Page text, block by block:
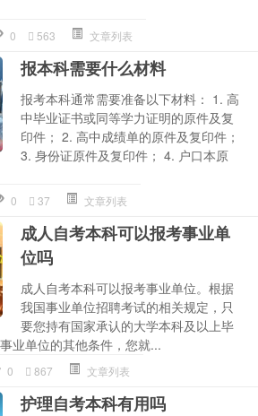
0 563 文章列表
报本科需要什么材料
报考本科通常需要准备以下材料： 1. 高
中毕业证书或同等学力证明的原件及复
印件； 2. 高中成绩单的原件及复印件；
3. 身份证原件及复印件； 4. 户口本原
0 37 文章列表
成人自考本科可以报考事业单
位吗
成人自考本科可以报考事业单位。根据
我国事业单位招聘考试的相关规定，只
要您持有国家承认的大学本科及以上毕
业单位的其他条件，您就...
0 867 文章列表
护理自考本科有用吗